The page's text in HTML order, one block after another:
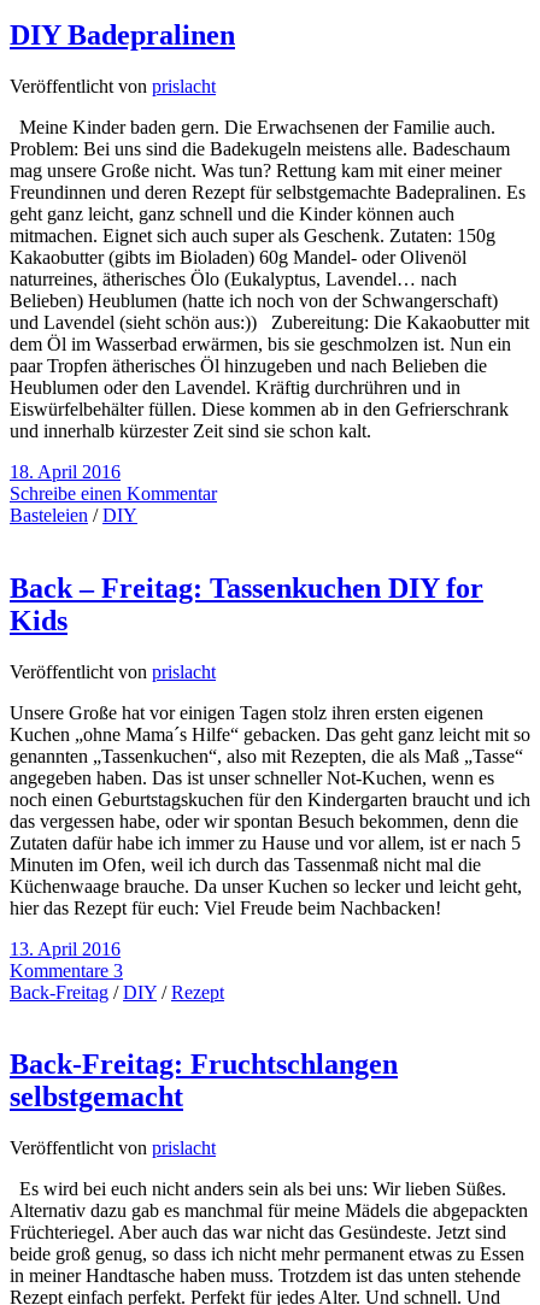
DIY Badepralinen
Veröffentlicht von prislacht
Meine Kinder baden gern. Die Erwachsenen der Familie auch.
Problem: Bei uns sind die Badekugeln meistens alle. Badeschaum
mag unsere Große nicht. Was tun? Rettung kam mit einer meiner
Freundinnen und deren Rezept für selbstgemachte Badepralinen. Es
geht ganz leicht, ganz schnell und die Kinder können auch
mitmachen. Eignet sich auch super als Geschenk. Zutaten: 150g
Kakaobutter (gibts im Bioladen) 60g Mandel- oder Olivenöl
naturreines, ätherisches Ölo (Eukalyptus, Lavendel… nach
Belieben) Heublumen (hatte ich noch von der Schwangerschaft)
und Lavendel (sieht schön aus:)) Zubereitung: Die Kakaobutter mit
dem Öl im Wasserbad erwärmen, bis sie geschmolzen ist. Nun ein
paar Tropfen ätherisches Öl hinzugeben und nach Belieben die
Heublumen oder den Lavendel. Kräftig durchrühren und in
Eiswürfelbehälter füllen. Diese kommen ab in den Gefrierschrank
und innerhalb kürzester Zeit sind sie schon kalt.
18. April 2016
Schreibe einen Kommentar
Basteleien /DIY
Back – Freitag: Tassenkuchen DIY for
Kids
Veröffentlicht von prislacht
Unsere Große hat vor einigen Tagen stolz ihren ersten eigenen
Kuchen „ohne Mama´s Hilfe“ gebacken. Das geht ganz leicht mit so
genannten „Tassenkuchen“, also mit Rezepten, die als Maß „Tasse“
angegeben haben. Das ist unser schneller Not-Kuchen, wenn es
noch einen Geburtstagskuchen für den Kindergarten braucht und ich
das vergessen habe, oder wir spontan Besuch bekommen, denn die
Zutaten dafür habe ich immer zu Hause und vor allem, ist er nach 5
Minuten im Ofen, weil ich durch das Tassenmaß nicht mal die
Küchenwaage brauche. Da unser Kuchen so lecker und leicht geht,
hier das Rezept für euch: Viel Freude beim Nachbacken!
13. April 2016
Kommentare 3
Back-Freitag /DIY /Rezept
Back-Freitag: Fruchtschlangen
selbstgemacht
Veröffentlicht von prislacht
Es wird bei euch nicht anders sein als bei uns: Wir lieben Süßes.
Alternativ dazu gab es manchmal für meine Mädels die abgepackten
Früchteriegel. Aber auch das war nicht das Gesündeste. Jetzt sind
beide groß genug, so dass ich nicht mehr permanent etwas zu Essen
in meiner Handtasche haben muss. Trotzdem ist das unten stehende
Rezept einfach perfekt. Perfekt für jedes Alter. Und schnell. Und